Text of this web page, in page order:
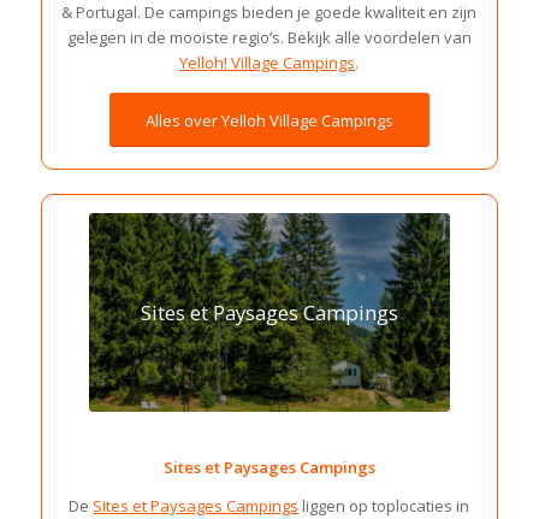
& Portugal. De campings bieden je goede kwaliteit en zijn
gelegen in de mooiste regio’s. Bekijk alle voordelen van
Yelloh! Village Campings.
Alles over Yelloh Village Campings
Sites et Paysages Campings
Sites et Paysages Campings
De Sites et Paysages Campings liggen op toplocaties in